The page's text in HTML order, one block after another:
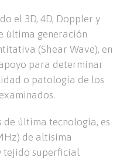
el 3D, 4D, Doppler y
última generación
(Shear Wave), en
para determinar
o patología de los
última tecnología, es
de altísima
tejido superficial